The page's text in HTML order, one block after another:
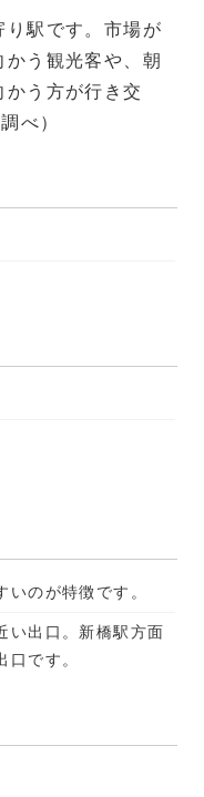
り駅です。市場が
う観光客や、朝
う方が行き交
べ）
のが特徴です。
い出口。新橋駅方面
です。